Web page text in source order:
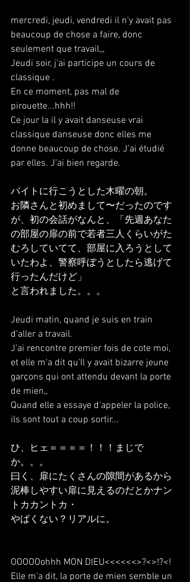
mercredi, jeudi, vendredi il n'y avait pas
beaucoup de chose a faire, donc
seulement que travail,,,
Jeudi soir, j'ai participe un cours de
classique .
En ce moment, pas mal de
pirouette...hhh!!
Ce jour la il y avait danseuse vrai
classique danseuse donc elles me
donne beaucoup de chose. J'ai étudié
par elles. J'ai bien regarde.
バイトに行こうとした木曜の朝。
お隣さんと初めまして〜だったのです
が、初の会話がなんと、「先週あなた
の部屋の扉の前で若者三人くらいがた
むろしていてて、部屋に入ろうとして
いたわよ、警察呼ぼうとしたら逃げて
行ったんだけど」
と言われました。。。
Jeudi matin, quand je suis en train
d'aller a travail.
J'ai rencontre premier fois de cote moi,
et elle m'a dit qu'Il y avait bizarre jeune
garçons qui ont attendu devant la porte
de mien,,
Quand elle a essaye d'appeler la police,
ils sont tout a coup sortir...
ひ、ヒェ＝＝＝＝！！！まじで
か。。。
曰く、扉にたくさんの隙間があるから
泥棒しやすい扉に見えるのだとかナン
トカカントカ・
やばくない？リアルに。
OOOOOohhh MON DIEU<<<<<<>?<>!?<!
Elle m'a dit, la porte de mien semble un